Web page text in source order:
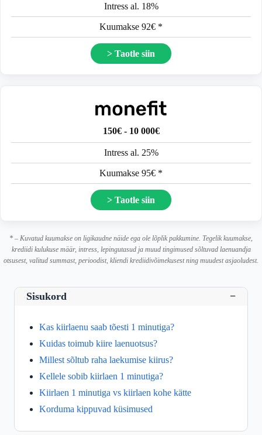
Intress al. 18%
Kuumakse 92€ *
> Taotle siin
150€ - 10 000€
Intress al. 25%
Kuumakse 95€ *
> Taotle siin
* – Kuvatud kuumakse on ligikaudne näide ega ole lõplik pakkumine. Tegelik kuumakse,
krediidi kulukuse määr, intress, lepingutasud ja muud tingimused sõltuvad laenuandja
otsusest, valitud summast, perioodist, kliendi krediidivõimekusest ning muudest asjaoludest.
Sisukord −
Kas kiirlaenu saab tõesti 1 minutiga?
Kuidas toimub kiire laenuotsus?
Millest sõltub raha laekumise kiirus?
Kellele sobib kiirlaen 1 minutiga?
Kiirlaen 1 minutiga vs kiirlaen kohe kätte
Korduma kippuvad küsimused